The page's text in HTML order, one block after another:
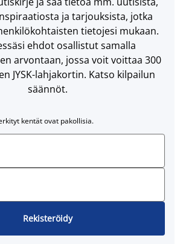
ja tarjouksista, jotka
tietojesi mukaan.
ehdot osallistut samalla
arvontaan, jossa voit voittaa 300
JYSK-lahjakortin. Katso kilpailun
säännöt.
kentät ovat pakollisia.
Rekisteröidy